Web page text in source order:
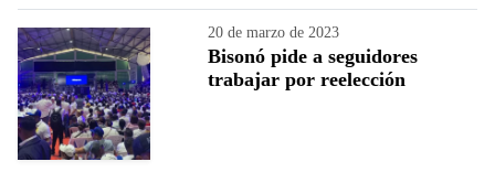
20 de marzo de 2023
Bisonó pide a seguidores
trabajar por reelección